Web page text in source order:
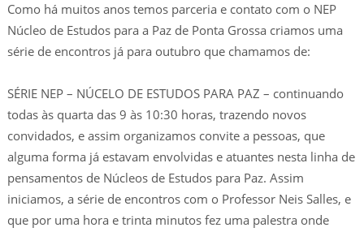
Como há muitos anos temos parceria e contato com o NEP
Núcleo de Estudos para a Paz de Ponta Grossa criamos uma
série de encontros já para outubro que chamamos de:
SÉRIE NEP – NÚCELO DE ESTUDOS PARA PAZ – continuando
todas às quarta das 9 às 10:30 horas, trazendo novos
convidados, e assim organizamos convite a pessoas, que
alguma forma já estavam envolvidas e atuantes nesta linha de
pensamentos de Núcleos de Estudos para Paz. Assim
iniciamos, a série de encontros com o Professor Neis Salles, e
que por uma hora e trinta minutos fez uma palestra onde